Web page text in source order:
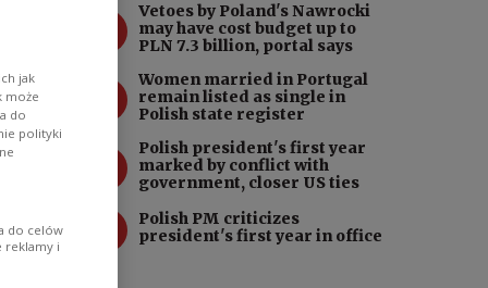
РУССКИЙ
УКРАЇНСЬКА
Vetoes by Poland's Nawrocki
may have cost budget up to
PLN 7.3 billion, portal says
Women married in Portugal
remain listed as single in
Polish state register
Polish president's first year
marked by conflict with
government, closer US ties
Polish PM criticizes
president's first year in office
jak
może
do
polityki
do celów
reklamy i